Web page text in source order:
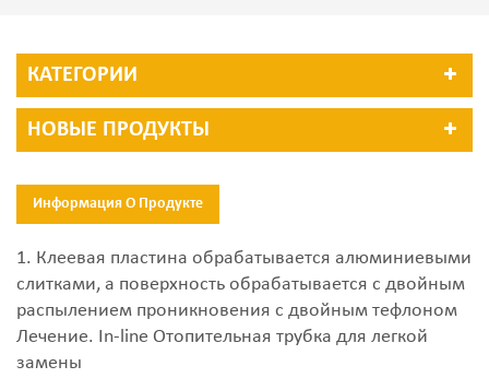
КАТЕГОРИИ
НОВЫЕ ПРОДУКТЫ
Информация О Продукте
1. Клеевая пластина обрабатывается алюминиевыми
слитками, а поверхность обрабатывается с двойным
распылением проникновения с двойным тефлоном
Лечение. In-line Отопительная трубка для легкой
замены